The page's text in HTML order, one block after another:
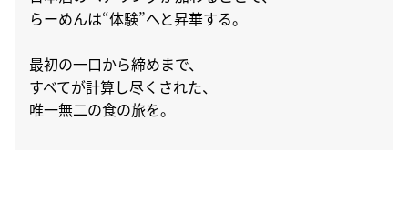
らーめんは“体験”へと昇華する。
最初の一口から締めまで、
すべてが計算し尽くされた、
唯一無二の食の旅を。